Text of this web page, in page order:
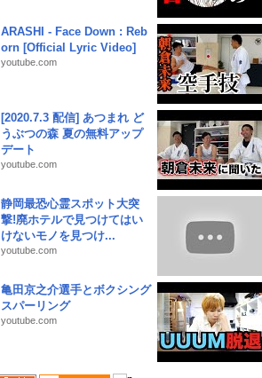
ARASHI - Face Down : Reb
orn [Official Lyric Video]
youtube.com
[2020.7.3 配信] あつまれ ど
うぶつの森 夏の無料アップ
デート
youtube.com
静岡最恐心霊スポット大突
撃!廃ホテルで見つけてはい
けないモノを見つけ...
youtube.com
亀田京之介選手とボクシング
スパーリング
youtube.com